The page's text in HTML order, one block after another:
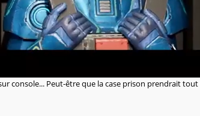
console... Peut-être que la case prison prendrait